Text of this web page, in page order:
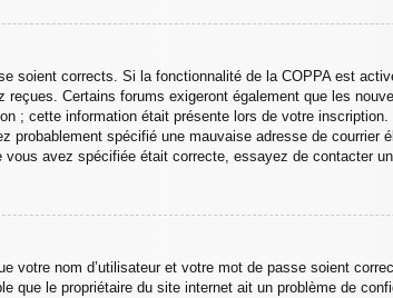
soient corrects. Si la fonctionnalité de la COPPA est
Certains forums exigeront également que les
; cette information était présente lors de votre
spécifié une mauvaise adresse de courrier
avez spécifiée était correcte, essayez de contacter
votre nom d’utilisateur et votre mot de passe soient
le propriétaire du site internet ait un problème de